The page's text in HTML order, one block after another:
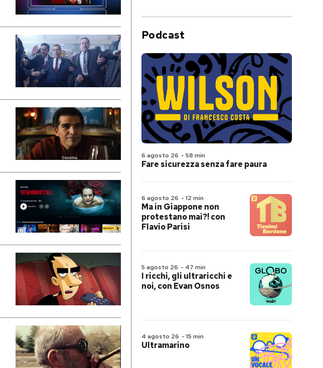
Podcast
6 agosto 26 - 58 min
Fare sicurezza senza fare paura
6 agosto 26 - 12 min
Ma in Giappone non
protestano mai?! con
Flavio Parisi
5 agosto 26 - 47 min
I ricchi, gli ultraricchi e
noi, con Evan Osnos
4 agosto 26 - 15 min
Ultramarino